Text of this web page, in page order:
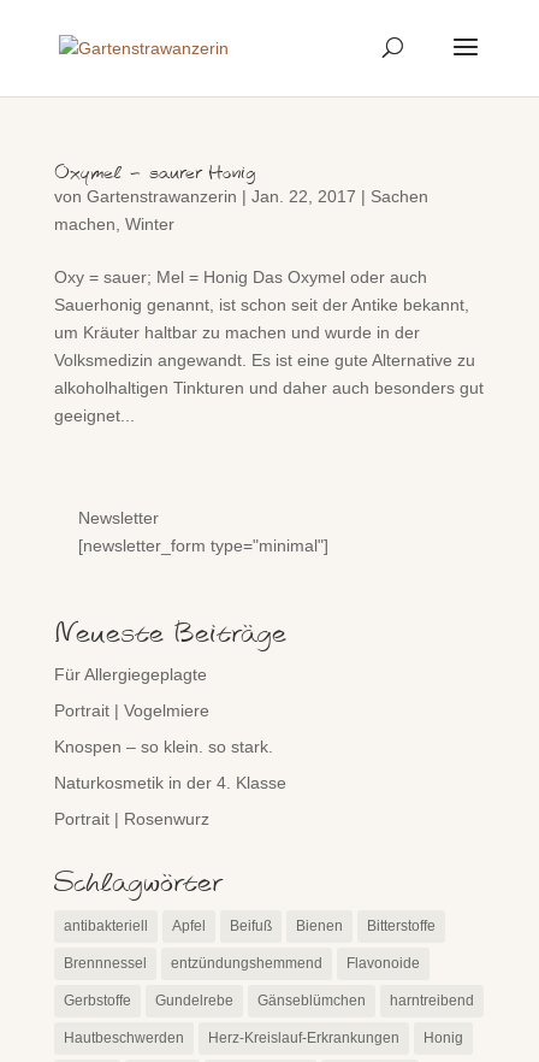
Oxymel – saurer Honig
von Gartenstrawanzerin | Jan. 22, 2017 | Sachen
machen Winter
Oxy = sauer; Mel = Honig Das Oxymel oder auch
Sauerhonig genannt, ist schon seit der Antike bekannt,
um Kräuter haltbar zu machen und wurde in der
Volksmedizin angewandt. Es ist eine gute Alternative zu
alkoholhaltigen Tinkturen und daher auch besonders gut
geeignet...
Newsletter
[newsletter_form type="minimal"]
Neueste Beiträge
Für Allergiegeplagte
Portrait | Vogelmiere
Knospen – so klein. so stark.
Naturkosmetik in der 4. Klasse
Portrait | Rosenwurz
Schlagwörter
antibakteriell Apfel Beifuß Bienen Bitterstoffe
Brennnessel entzündungshemmend Flavonoide
Gerbstoffe Gundelrebe Gänseblümchen harntreibend
Hautbeschwerden Herz-Kreislauf-Erkrankungen Honig